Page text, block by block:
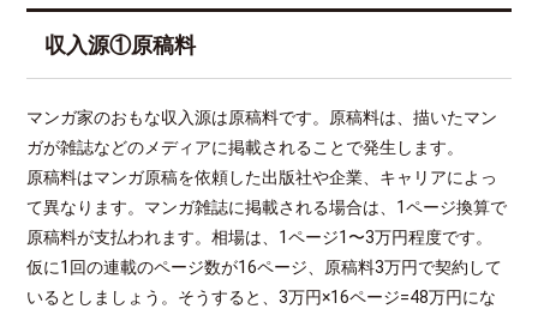
収入源①原稿料
マンガ家のおもな収入源は原稿料です。原稿料は、描いたマン
ガが雑誌などのメディアに掲載されることで発生します。
原稿料はマンガ原稿を依頼した出版社や企業、キャリアによっ
て異なります。マンガ雑誌に掲載される場合は、1ページ換算で
原稿料が支払われます。相場は、1ページ1〜3万円程度です。
仮に1回の連載のページ数が16ページ、原稿料3万円で契約して
いるとしましょう。そうすると、3万円×16ページ=48万円にな